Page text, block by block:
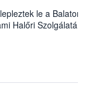
le a Balatoni
Halőri
gödörben 23
sértetlenül
a jogsértő